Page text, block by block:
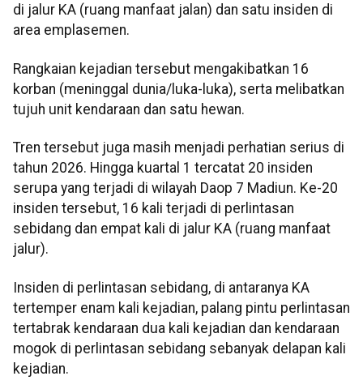
di jalur KA (ruang manfaat jalan) dan satu insiden di
area emplasemen.
Rangkaian kejadian tersebut mengakibatkan 16
korban (meninggal dunia/luka-luka), serta melibatkan
tujuh unit kendaraan dan satu hewan.
Tren tersebut juga masih menjadi perhatian serius di
tahun 2026. Hingga kuartal 1 tercatat 20 insiden
serupa yang terjadi di wilayah Daop 7 Madiun. Ke-20
insiden tersebut, 16 kali terjadi di perlintasan
sebidang dan empat kali di jalur KA (ruang manfaat
jalur).
Insiden di perlintasan sebidang, di antaranya KA
tertemper enam kali kejadian, palang pintu perlintasan
tertabrak kendaraan dua kali kejadian dan kendaraan
mogok di perlintasan sebidang sebanyak delapan kali
kejadian.